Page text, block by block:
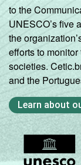
to the
UNESCO’s five
the
efforts to
societies.
and the
Learn about